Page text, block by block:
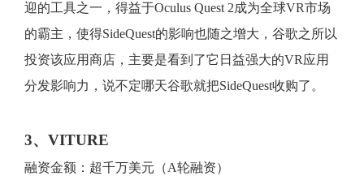
迎的工具之一，得益于Oculus Quest 2成为全球VR市场
的霸主，使得SideQuest的影响也随之增大，谷歌之所以
投资该应用商店，主要是看到了它日益强大的VR应用
分发影响力，说不定哪天谷歌就把SideQuest收购了。
3、VITURE
融资金额：超千万美元（A轮融资）